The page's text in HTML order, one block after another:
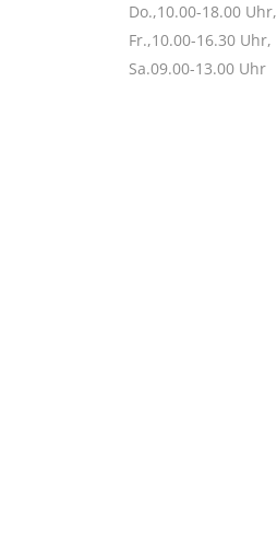
Do.,10.00-18.00 Uhr,
Fr.,10.00-16.30 Uhr,
Sa.09.00-13.00 Uhr